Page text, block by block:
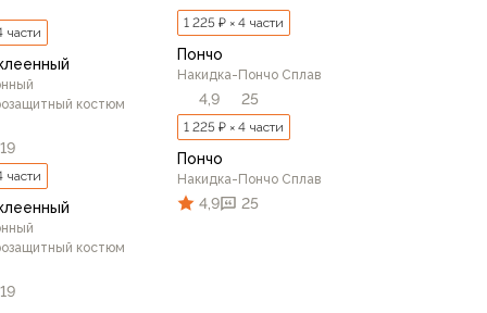
части
костюм
19
части
костюм
19
1 225 ₽ × 4 части
Пончо
Накидка-Пончо Сплав
4,9 25
1 225 ₽ × 4 части
Пончо
Накидка-Пончо Сплав
4,9 25